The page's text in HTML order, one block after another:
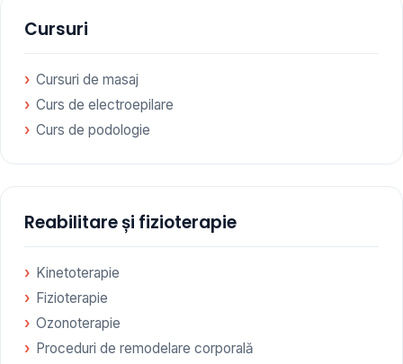
Cursuri
Cursuri de masaj
Curs de electroepilare
Curs de podologie
Reabilitare și fizioterapie
Kinetoterapie
Fizioterapie
Ozonoterapie
Proceduri de remodelare corporală